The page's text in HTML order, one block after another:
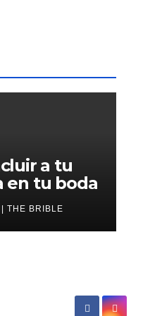
a tu
en tu boda
THE BRIBLE